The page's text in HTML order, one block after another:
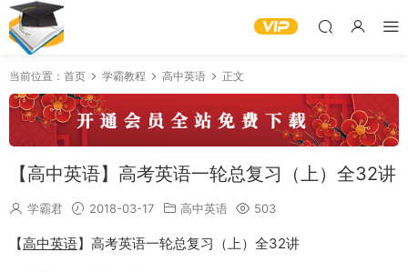
当前位置： 首页 学霸教程 高中英语 正文
【高中英语】高考英语一轮总复习（上）全32讲
学霸君 2018-03-17 高中英语 503
【高中英语】高考英语一轮总复习（上）全32讲